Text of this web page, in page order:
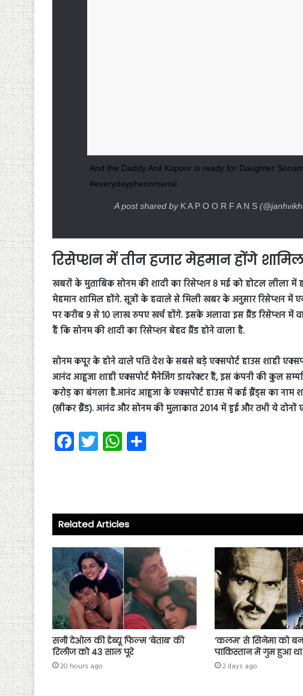
And the Daddy Anil Kapoor is ready for Daughter
#everydayphenomenal
A post shared by K A P O O R F A N S
रिसेप्शन में तीन हजार मेहमान होंगे
खबरों के मुताबिक सोनम की शादी का रिसेप्शन 8 मई को होटल लीला में
मेहमान शामिल होंगे. सूत्रों के हवाले से मिली खबर के अनुसार रिसेप्शन
पर करीब 9 से 10 लाख रुपए खर्च होंगे. इसके अलावा इस ग्रैंड रिसेप्शन में
हैं कि सोनम की शादी का रिसेप्शन बेहद ग्रैंड होने वाला है.
सोनम कपूर के होने वाले पति देश के सबसे बड़े एक्सपोर्ट हाउस शाही
आनंद आहूजा शाही एक्सपोर्ट मैनेजिंग डायरेक्टर हैं, इस कंपनी की कुल
करोड़ का बंगला है.आनंद आहूजा के एक्सपोर्ट हाउस में कई ब्रैंड्स का नाम
(स्नीकर ब्रैंड). आनंद और सोनम की मुलाकात 2014 में हुई और तभी ये दोनों
Fa
ce
ok
T
wi
W
ha
p
p
Related Articles
सनी देओल की डेब्यू फिल्म ‘बेताब’ की
रिलीज को 43 साल पूरे
20 hours ago
‘कलम’ से सिनेमा को
पाकिस्तान में गुम हुआ था
2 days ago